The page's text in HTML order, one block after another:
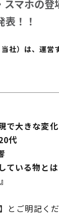
マホの登
！！
社）は、運営
で大きな変化
代
ている物とは
とご明記く